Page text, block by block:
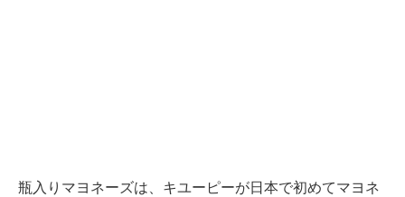
瓶入りマヨネーズは、キユーピーが日本で初めてマヨネ